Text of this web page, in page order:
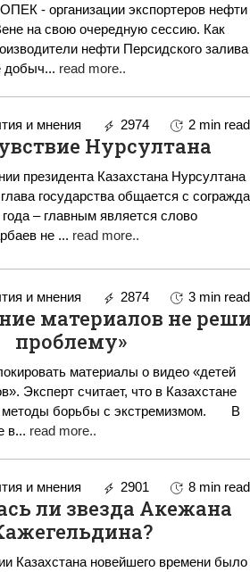
- организации экспортеров нефти
на свою очередную сессию. Как
нефти Персидского
добыч... read more..
и мнения 2974 2 min read
Нурсултана
президента Казахстана Нурсултана
государства общается с
– главным является слово
не ... read more..
и мнения 2874 3 min read
материалов не
проблему»
материалы о видео «детей
Эксперт считает, что в Казахстане
методы борьбы с экстремизмом. В
в... read more..
и мнения 2901 8 min read
ли звезда Акежана
Казахстана новейшего времени было